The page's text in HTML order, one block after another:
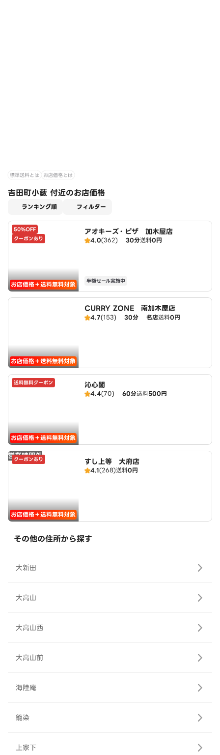
標準送料とは お店価格とは
吉田町小藪 付近のお店価格
ランキング順 フィルター
50%OFF
クーポンあり
お店価格＋送料無料対象
アオキーズ・ピザ 加木屋店
4.0(362) 30分送料0円
半額セール実施中
お店価格＋送料無料対象
CURRY ZONE 南加木屋店
4.7(153) 30分 名店送料0円
送料無料クーポン
お店価格＋送料無料対象
沁心閣
4.4(70) 60分送料500円
営業時間外
クーポンあり
お店価格＋送料無料対象
すし上等 大府店
4.1(268)送料0円
その他の住所から探す
大新田
大高山
大高山西
大高山前
海陸庵
籠染
上家下